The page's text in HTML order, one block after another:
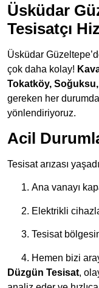
Üsküdar
Tesisatçı
Üsküdar
çok daha kolay!
Tokatköy,
gereken her
yönlendiriyoruz.
Acil
Tesisat arızası
Ana vanayı
Elektrikli
Tesisat
Hemen bizi
Düzgün Tesisat,